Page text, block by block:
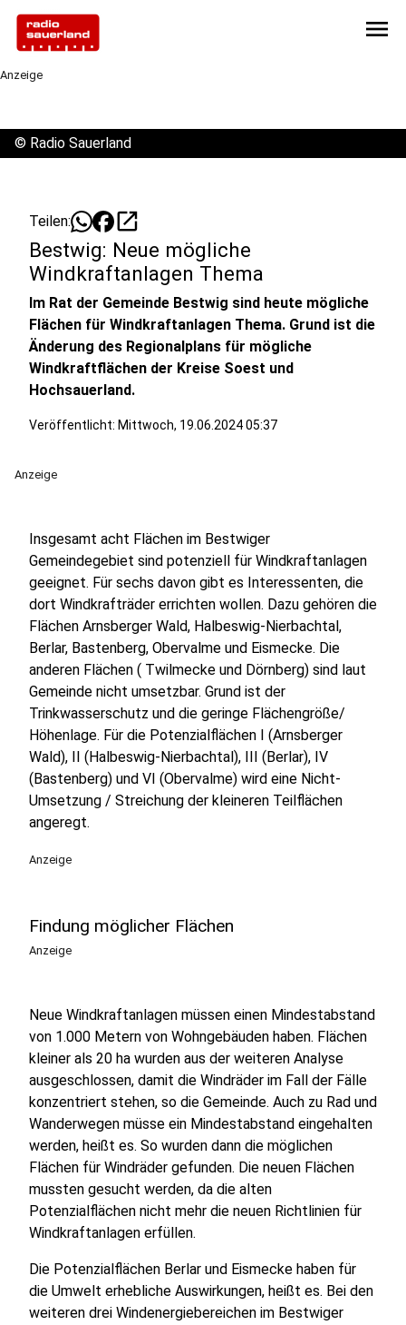
menu
Anzeige
© Radio Sauerland
Teilen: open_in_new
Bestwig: Neue mögliche
Windkraftanlagen Thema
Im Rat der Gemeinde Bestwig sind heute mögliche
Flächen für Windkraftanlagen Thema. Grund ist die
Änderung des Regionalplans für mögliche
Windkraftflächen der Kreise Soest und
Hochsauerland.
Veröffentlicht: Mittwoch, 19.06.2024 05:37
Anzeige
Insgesamt acht Flächen im Bestwiger
Gemeindegebiet sind potenziell für Windkraftanlagen
geeignet. Für sechs davon gibt es Interessenten, die
dort Windkrafträder errichten wollen. Dazu gehören die
Flächen Arnsberger Wald, Halbeswig-Nierbachtal,
Berlar, Bastenberg, Obervalme und Eismecke. Die
anderen Flächen ( Twilmecke und Dörnberg) sind laut
Gemeinde nicht umsetzbar. Grund ist der
Trinkwasserschutz und die geringe Flächengröße/
Höhenlage. Für die Potenzialflächen I (Arnsberger
Wald), II (Halbeswig-Nierbachtal), III (Berlar), IV
(Bastenberg) und VI (Obervalme) wird eine Nicht-
Umsetzung / Streichung der kleineren Teilflächen
angeregt.
Anzeige
Findung möglicher Flächen
Anzeige
Neue Windkraftanlagen müssen einen Mindestabstand
von 1.000 Metern von Wohngebäuden haben. Flächen
kleiner als 20 ha wurden aus der weiteren Analyse
ausgeschlossen, damit die Windräder im Fall der Fälle
konzentriert stehen, so die Gemeinde. Auch zu Rad und
Wanderwegen müsse ein Mindestabstand eingehalten
werden, heißt es. So wurden dann die möglichen
Flächen für Windräder gefunden. Die neuen Flächen
mussten gesucht werden, da die alten
Potenzialflächen nicht mehr die neuen Richtlinien für
Windkraftanlagen erfüllen.
Die Potenzialflächen Berlar und Eismecke haben für
die Umwelt erhebliche Auswirkungen, heißt es. Bei den
weiteren drei Windenergiebereichen im Bestwiger